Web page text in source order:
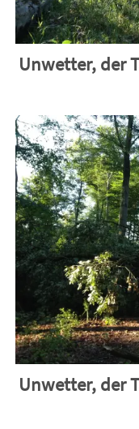
Unwetter, der
Unwetter, der